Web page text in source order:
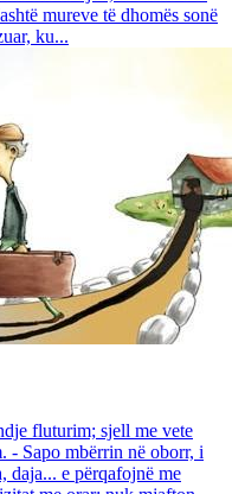
mureve të dhomës sonë
ku...
fluturim; sjell me vete
- Sapo mbërrin në oborr, i
daja... e përqafojnë me